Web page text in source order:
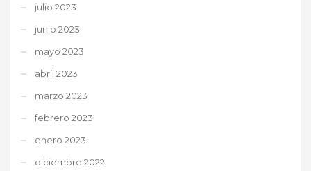
julio 2023
junio 2023
mayo 2023
abril 2023
marzo 2023
febrero 2023
enero 2023
diciembre 2022